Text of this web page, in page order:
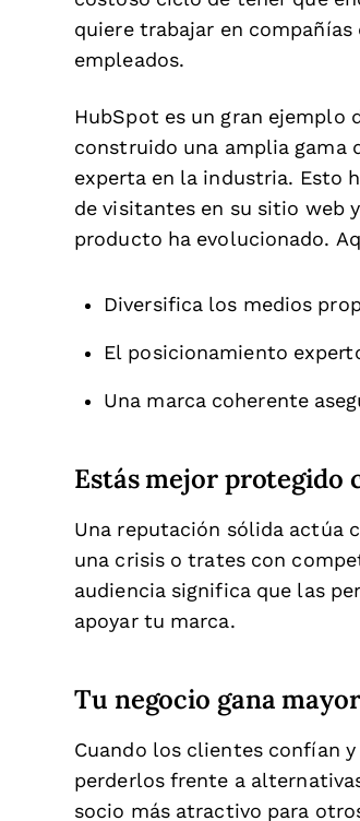
quiere trabajar en
empleados.
HubSpot es un gran ejemplo
construido una amplia gama
experta en la industria. Esto
de visitantes en su sitio web
producto ha evolucionado.
Diversifica los medios
El posicionamiento
Una marca coherente
Estás mejor protegido
Una reputación sólida actúa
una crisis o trates con
audiencia significa que las
apoyar tu marca.
Tu negocio gana
Cuando los clientes confían
perderlos frente a
socio más atractivo para